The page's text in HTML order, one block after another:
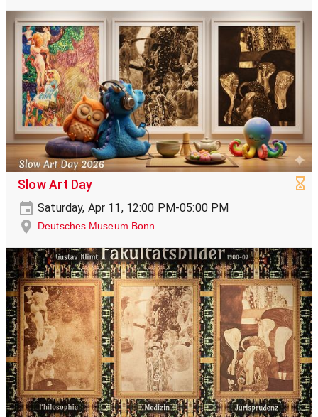
Slow Art Day
Saturday, Apr 11, 12:00 PM-05:00 PM
Deutsches Museum Bonn